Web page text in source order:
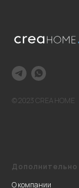
© 2023 CREA HOME
Дополнительно
О компании